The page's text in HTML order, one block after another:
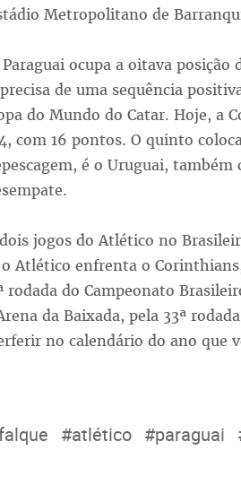
Metropolitano de
Paraguai ocupa a oitava posição
de uma sequência
do Mundo do Catar. Hoje, a
com 16 pontos. O quinto
é o Uruguai, também
jogos do Atlético no
Atlético enfrenta o
do Campeonato
da Baixada, pela 33ª
no calendário do ano que
#atlético #paraguai